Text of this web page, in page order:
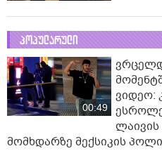
პოპულარული
00:49
ვიდეო:
მომხდარზე მექსიკის